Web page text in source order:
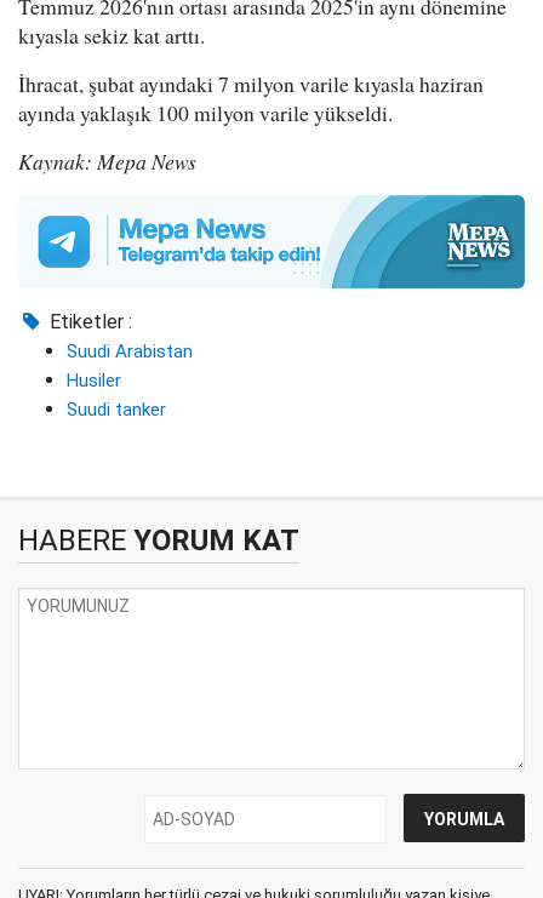
kıyasla sekiz kat arttı.
İhracat, şubat ayındaki 7 milyon varile kıyasla haziran
ayında yaklaşık 100 milyon varile yükseldi.
Kaynak: Mepa News
Etiketler :
Suudi Arabistan
Husiler
Suudi tanker
HABERE YORUM KAT